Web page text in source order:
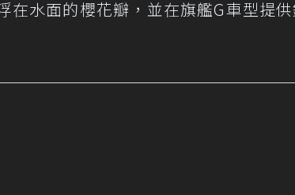
在水面的櫻花瓣，並在旗艦G車型提